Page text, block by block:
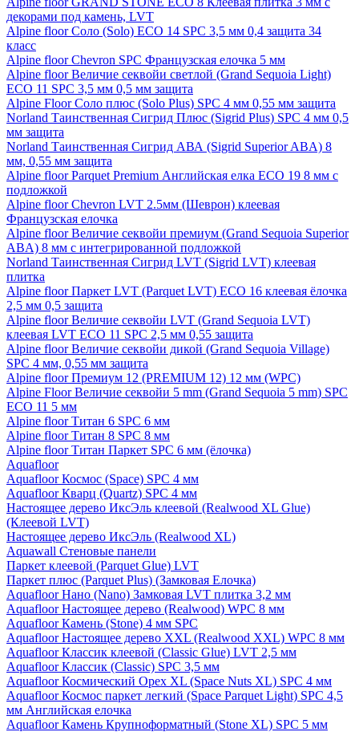
декорами под камень, LVT
Alpine floor Соло (Solo) ECO 14 SPC 3,5 мм 0,4 защита 34
класс
Alpine floor Chevron SPC Французская елочка 5 мм
Alpine floor Величие секвойи светлой (Grand Sequoia Light)
ECO 11 SPC 3,5 мм 0,5 мм защита
Alpine Floor Соло плюс (Solo Plus) SPC 4 мм 0,55 мм защита
Norland Таинственная Сигрид Плюс (Sigrid Plus) SPC 4 мм 0,5
мм защита
Norland Таинственная Сигрид АВА (Sigrid Superior ABA) 8
мм, 0,55 мм защита
Alpine floor Parquet Premium Английская елка ECO 19 8 мм с
подложкой
Alpine floor Chevron LVT 2.5мм (Шеврон) клеевая
Французская елочка
Alpine floor Величие секвойи премиум (Grand Sequoia Superior
ABA) 8 мм с интегрированной подложкой
Norland Таинственная Сигрид LVT (Sigrid LVT) клеевая
плитка
Alpine floor Паркет LVT (Parquet LVT) ECO 16 клеевая ёлочка
2,5 мм 0,5 защита
Alpine floor Величие секвойи LVT (Grand Sequoia LVT)
клеевая LVT ECO 11 SPC 2,5 мм 0,55 защита
Alpine floor Величие секвойи дикой (Grand Sequoia Village)
SPC 4 мм, 0,55 мм защита
Alpine floor Премиум 12 (PREMIUM 12) 12 мм (WPC)
Alpine Floor Величие секвойи 5 mm (Grand Sequoia 5 mm) SPC
ECO 11 5 мм
Alpine floor Титан 6 SPC 6 мм
Alpine floor Титан 8 SPC 8 мм
Alpine floor Титан Паркет SPC 6 мм (ёлочка)
Aquafloor
Aquafloor Космос (Space) SPC 4 мм
Aquafloor Кварц (Quartz) SPC 4 мм
Настоящее дерево ИксЭль клеевой (Realwood XL Glue)
(Клеевой LVT)
Настоящее дерево ИксЭль (Realwood XL)
Aquawall Стеновые панели
Паркет клеевой (Parquet Glue) LVT
Паркет плюс (Parquet Plus) (Замковая Елочка)
Aquafloor Нано (Nano) Замковая LVT плитка 3,2 мм
Aquafloor Настоящее дерево (Realwood) WPC 8 мм
Aquafloor Камень (Stone) 4 мм SPC
Aquafloor Настоящее дерево XXL (Realwood XXL) WPC 8 мм
Aquafloor Классик клеевой (Classic Glue) LVT 2,5 мм
Aquafloor Классик (Classic) SPC 3,5 мм
Aquafloor Космический Орех XL (Space Nuts XL) SPC 4 мм
Aquafloor Космос паркет легкий (Space Parquet Light) SPC 4,5
мм Английская елочка
Aquafloor Камень Крупноформатный (Stone XL) SPC 5 мм